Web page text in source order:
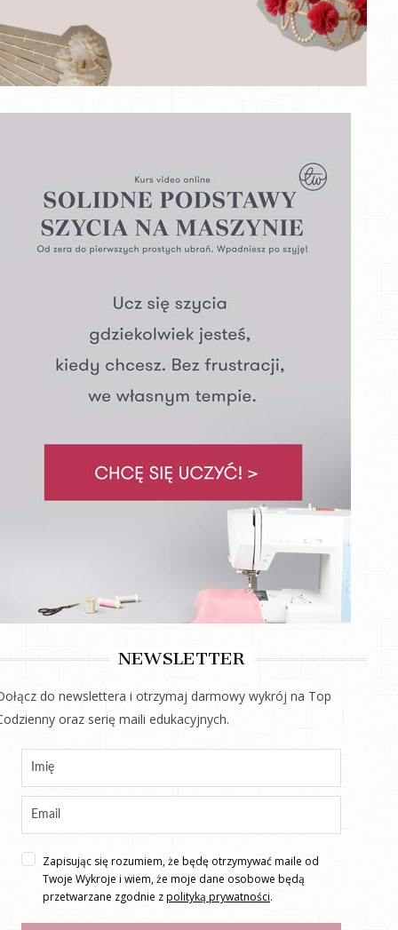
NEWSLETTER
do newslettera i otrzymaj darmowy wykrój na Top
oraz serię maili edukacyjnych.
Zapisując się rozumiem, że będę otrzymywać maile od
Twoje Wykroje i wiem, że moje dane osobowe będą
przetwarzane zgodnie zpolityką prywatności.